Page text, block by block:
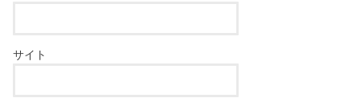
サイト